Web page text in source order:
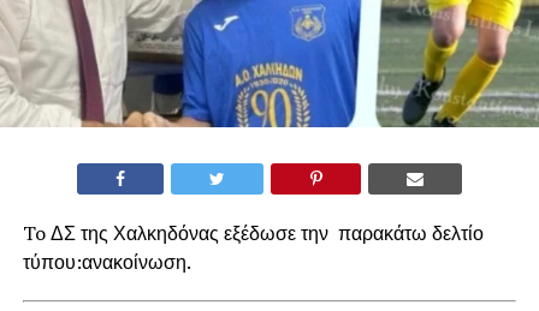
To ΔΣ της Χαλκηδόνας εξέδωσε την παρακάτω δελτίο
τύπου:ανακοίνωση.